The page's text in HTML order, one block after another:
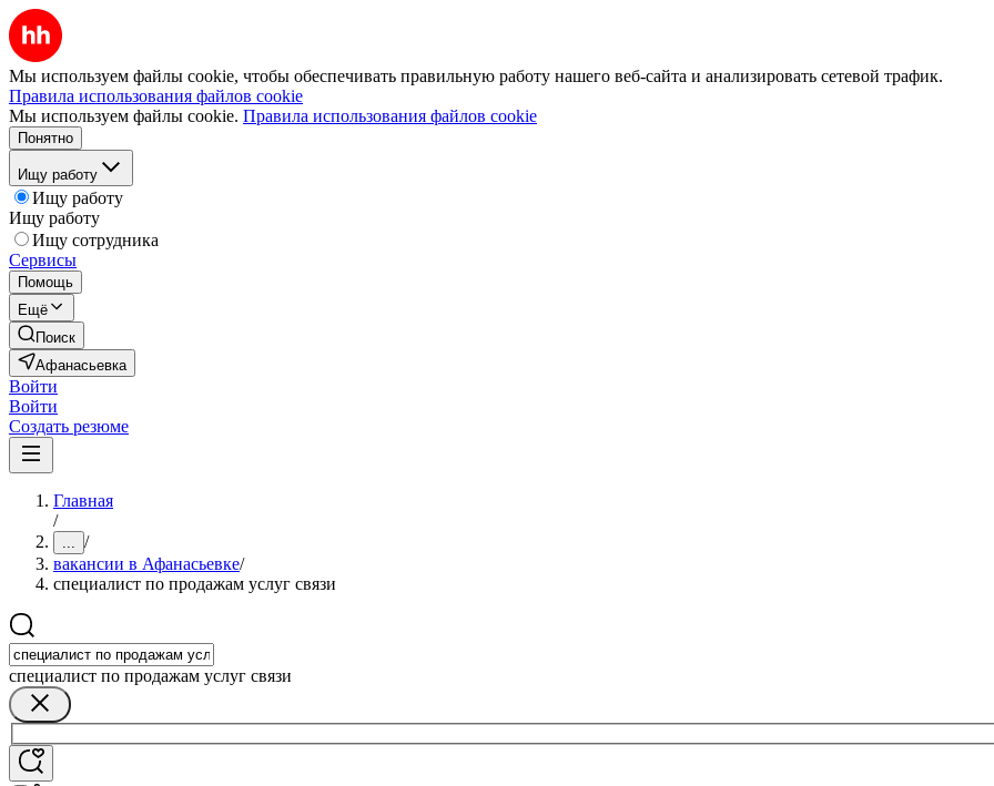
Мы используем файлы cookie, чтобы обеспечивать правильную работу нашего веб-сайта и анализировать сетевой трафик.
Правила использования файлов cookie
Мы используем файлы cookie. Правила использования файлов cookie
Понятно
Ищу работу
Ищу работу
Ищу работу
Ищу сотрудника
Сервисы
Помощь
Ещё
Поиск
Афанасьевка
Войти
Войти
Создать резюме
Главная
/
... /
вакансии в Афанасьевке/
специалист по продажам услуг связи
специалист по продажам услуг связи